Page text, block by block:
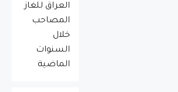
العراق للغاز
المصاحب
خلال
السنوات
الماضية